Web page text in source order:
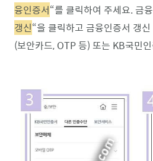
융인증서“를 클릭하여 주세요. 금
갱신“을 클릭하고 금융인증서 갱
(보안카드, OTP 등) 또는 KB국민